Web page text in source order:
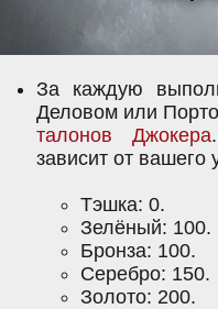
За каждую
Деловом или
талонов Джокера
зависит от вашего
Тэшка: 0.
Зелёный: 100.
Бронза: 100.
Серебро: 150.
Золото: 200.